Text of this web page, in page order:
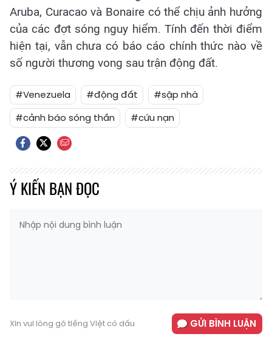
Aruba, Curacao và Bonaire có thể chịu ảnh hưởng
của các đợt sóng nguy hiểm. Tính đến thời điểm
hiện tại, vẫn chưa có báo cáo chính thức nào về
số người thương vong sau trận động đất.
#Venezuela #động đất
#sập nhà
#cảnh báo sóng thần
#cứu nạn
Ý KIẾN BẠN ĐỌC
Xin vui lòng gõ tiếng Việt có dấu GỬI BÌNH LUẬN